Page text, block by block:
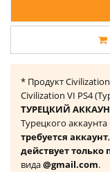
* Продукт
Civilization VI PS4
ТУРЕЦКИЙ
Турецкого аккаунта
требуется аккаунт
действует только
вида@gmail.com.